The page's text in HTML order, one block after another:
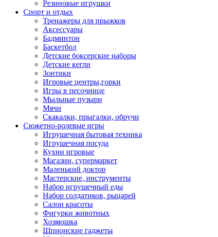
Резиновые игрушки
Спорт и отдых
Тренажеры для прыжков
Аксессуары
Бадминтон
Баскетбол
Детские боксерские наборы
Детские кегли
Зонтики
Игровые центры,горки
Игры в песочнице
Мыльные пузыри
Мячи
Скакалки, прыгалки, обручи
Сюжетно-ролевые игры
Игрушечная бытовая техника
Игрушечная посуда
Кухни игровые
Магазин, супермаркет
Маленький доктор
Мастерские, инструменты
Набор игрушечный еды
Набор солдатиков, рыцарей
Салон красоты
Фигурки животных
Хозяюшка
Шпионские гаджеты